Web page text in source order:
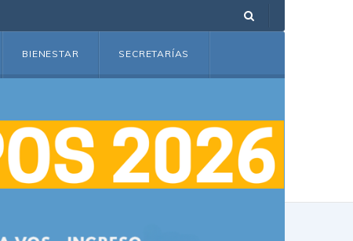
BIENESTAR SECRETARÍAS